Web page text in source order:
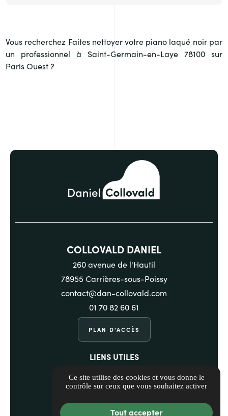
Vous recherchez Faites nettoyer votre piano laqué noir par
un professionnel à Saint-Germain-en-Laye 78100 sur
Paris Ouest ?
COLLOVALD DANIEL
260 avenue de l'Hautil
78955 Carrières-sous-Poissy
contact@dan-collovald.com
01 70 82 60 61
PLAN D'ACCÈS
LIENS UTILES
Mentions légales
Gestion des cookies
Ce site utilise des cookies et vous donne le
contrôle sur ceux que vous souhaitez activer
Tout accepter